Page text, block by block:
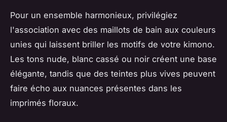
Pour un ensemble harmonieux, privilégiez
l'association avec des maillots de bain aux couleurs
unies qui laissent briller les motifs de votre kimono.
Les tons nude, blanc cassé ou noir créent une base
élégante, tandis que des teintes plus vives peuvent
faire écho aux nuances présentes dans les
imprimés floraux.